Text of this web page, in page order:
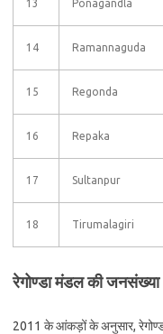
13 Ponagandla
14 Ramannaguda
15 Regonda
16 Repaka
17 Sultanpur
18 Tirumalagiri
रेगोण्डा मंडल की
2011 के आंकड़ों के अनुसार,